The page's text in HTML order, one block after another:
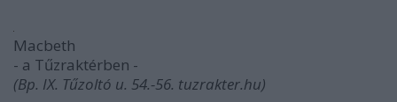
Macbeth
- a Tűzraktérben -
(Bp. IX. Tűzoltó u. 54.-56. tuzrakter.hu)